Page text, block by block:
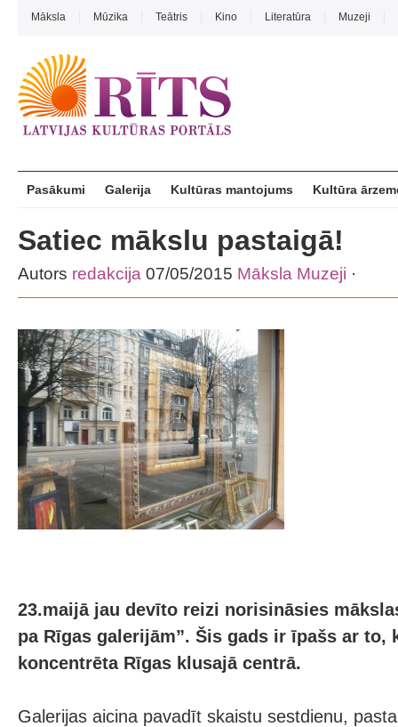
Māksla Mūzika Teātris Kino Literatūra Muzeji
Pasākumi Galerija Kultūras mantojums Kultūra
Satiec mākslu pastaigā!
Autors redakcija 07/05/2015 Māksla Muzeji ·
23.maijā jau devīto reizi norisināsies
pa Rīgas galerijām”. Šis gads ir īpašs ar to,
koncentrēta Rīgas klusajā centrā.
Galerijas aicina pavadīt skaistu sestdienu,